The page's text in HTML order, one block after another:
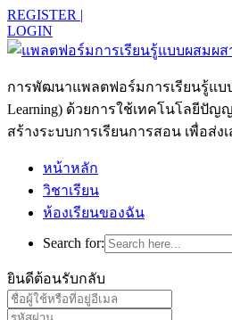
REGISTER |
LOGIN
การพัฒนาแพลตฟอร์มการเรียนรู้แบ
Learning) ด้วยการใช้เทคโนโลยีปัญ
สร้างระบบการเรียนการสอน เพื่อส่ง
หน้าหลัก
วิชาเรียน
ห้องเรียนของฉัน
Search for:
ยินดีต้อนรับกลับ